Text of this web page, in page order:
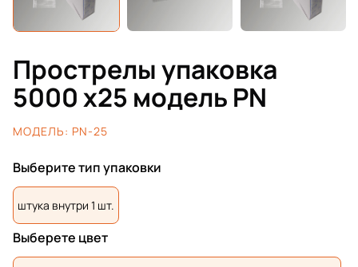
Прострелы упаковка
5000 х25 модель PN
МОДЕЛЬ: PN-25
Выберите тип упаковки
штука внутри 1 шт.
Выберете цвет